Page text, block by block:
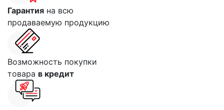
Гарантия на всю
продаваемую продукцию
Возможность покупки
товара в кредит